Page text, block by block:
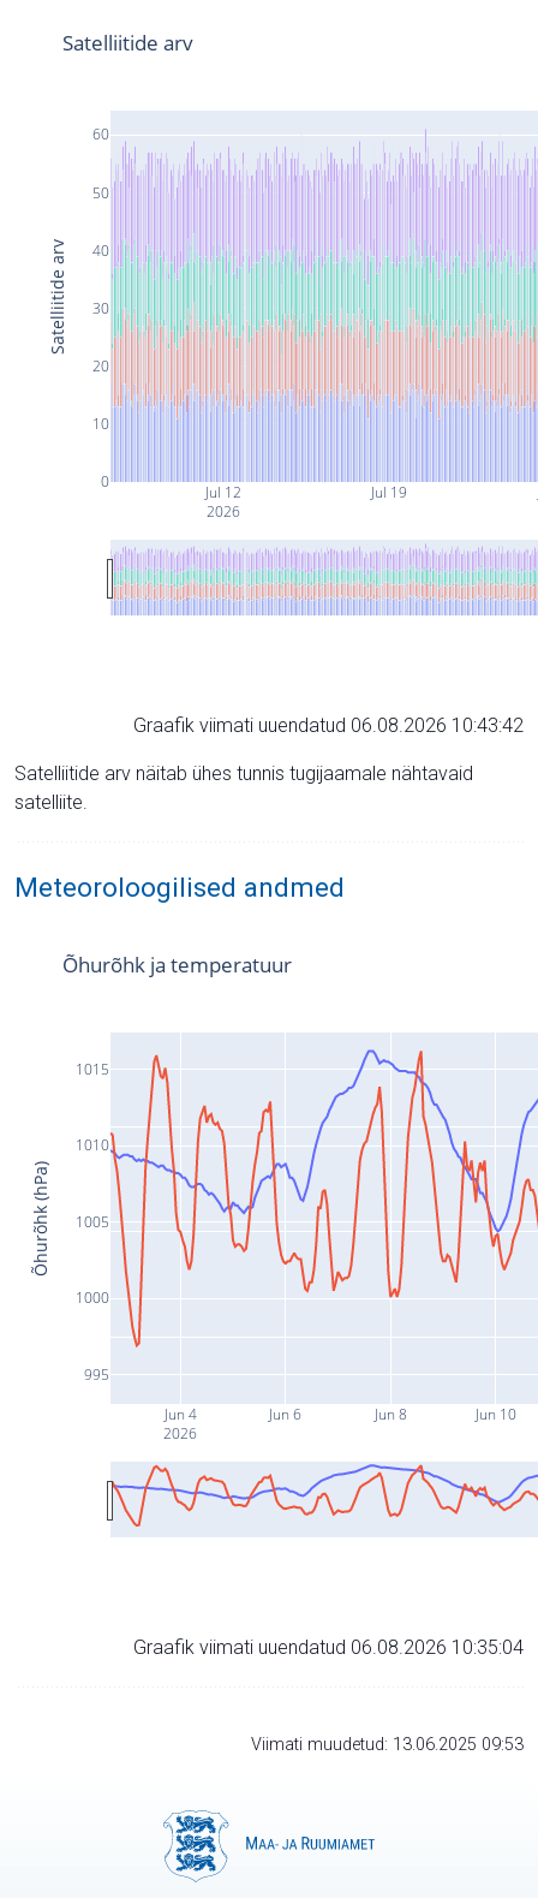
Jul 12
2026
Jul 19
0
10
20
30
40
50
60
Satelliitide arv
Satelliitide arv
Graafik viimati uuendatud 06.08.2026 10:43:42
Satelliitide arv näitab ühes tunnis tugijaamale nähtavaid
satelliite.
Meteoroloogilised andmed
Jun 4
2026
Jun 6 Jun 8 Jun 10
995
1000
1005
1010
1015
Õhurõhk ja temperatuur
Õhurõhk (hPa)
Graafik viimati uuendatud 06.08.2026 10:35:04
Viimati muudetud: 13.06.2025 09:53